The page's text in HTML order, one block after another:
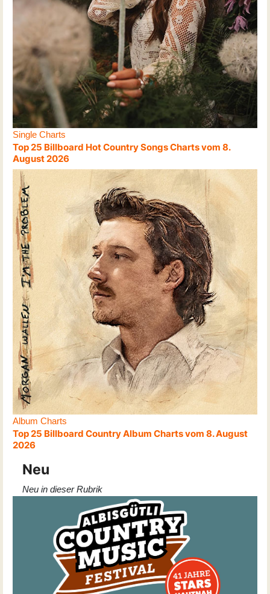
Single Charts
Top 25 Billboard Hot Country Songs Charts vom 8.
August 2026
Album Charts
Top 25 Billboard Country Album Charts vom 8. August
2026
Neu
Neu in dieser Rubrik